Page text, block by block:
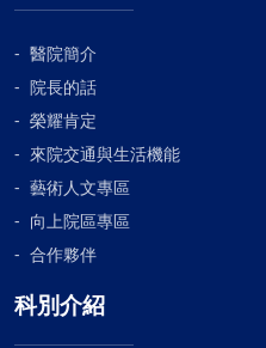
醫院簡介
院長的話
榮耀肯定
來院交通與生活機能
藝術人文專區
向上院區專區
合作夥伴
科別介紹